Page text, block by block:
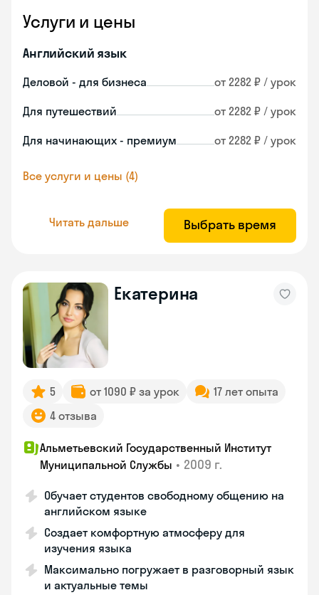
Услуги и цены
Английский язык
Деловой - для бизнеса от 2282 ₽ / урок
Для путешествий от 2282 ₽ / урок
Для начинающих - премиум от 2282 ₽ / урок
Все услуги и цены (4)
Читать дальше Выбрать время
Екатерина
5 от 1090 ₽ за урок
17 лет опыта
4 отзыва
Альметьевский Государственный Институт
Муниципальной Службы • 2009 г.
Обучает студентов свободному общению на
английском языке
Создает комфортную атмосферу для
изучения языка
Максимально погружает в разговорный язык
и актуальные темы